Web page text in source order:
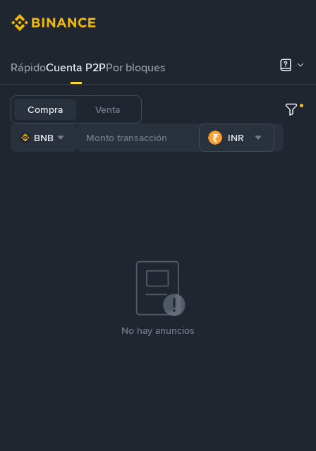
RápidoCuenta P2PPor bloques
Compra Venta
BNB INR
No hay anuncios